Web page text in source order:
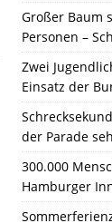
Großer Baum
Personen –
Zwei
Einsatz der
der Parade
300.000
Hamburger